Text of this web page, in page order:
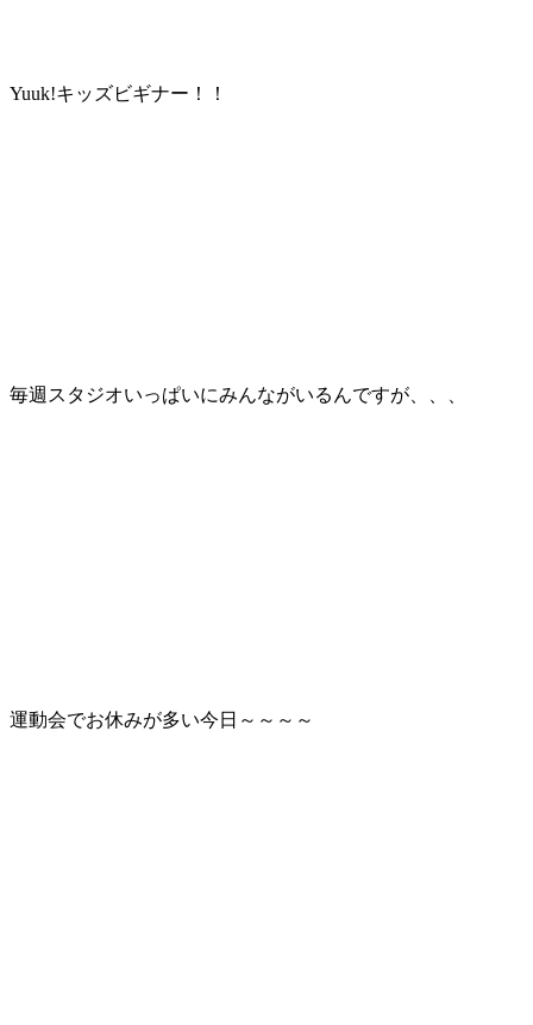
Yuuk!キッズビギナー！！
毎週スタジオいっぱいにみんながいるんですが、、、
運動会でお休みが多い今日～～～～